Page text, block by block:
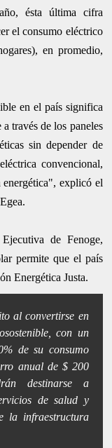
ésta última cifra
el consumo eléctrico
en promedio,
en el país significa
través de los paneles
sin depender de
convencional,
energética", explicó el
de Fenoge,
permite que el país
Energética Justa.
al convertirse en
con un
de su consumo
anual de $ 200
destinarse a
de salud y
la infraestructura